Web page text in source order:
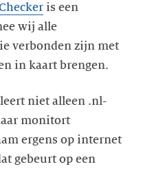
is een
wij alle
verbonden zijn met
niet alleen .nl-
monitort
ergens op internet
gebeurt op een